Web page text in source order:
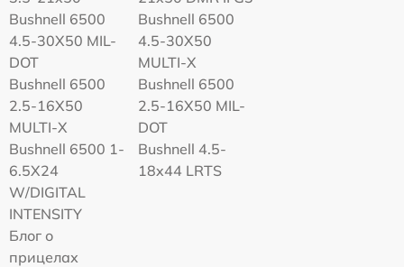
Bushnell 6500
4.5-30X50 MIL-
DOT
Bushnell 6500
4.5-30X50
MULTI-X
Bushnell 6500
2.5-16X50
MULTI-X
Bushnell 6500
2.5-16X50 MIL-
DOT
Bushnell 6500 1-
6.5X24
W/DIGITAL
INTENSITY
Bushnell 4.5-
18x44 LRTS
Блог о
прицелах